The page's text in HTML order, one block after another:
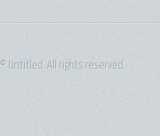
© Untitled. All rights reserved.